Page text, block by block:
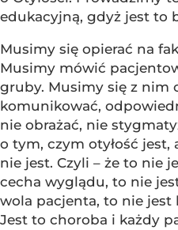
edukacyjną, gdyż jest to
Musimy się opierać na
Musimy mówić
gruby. Musimy się z nim
komunikować,
nie obrażać, nie
o tym, czym otyłość jest,
nie jest. Czyli – że to nie
cecha wyglądu, to nie
wola pacjenta, to nie
Jest to choroba i każdy